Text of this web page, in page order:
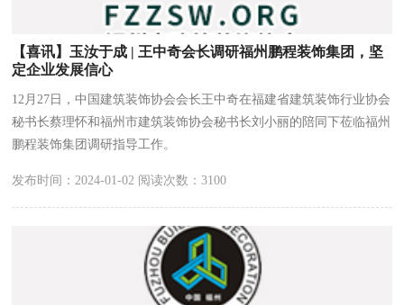
【喜讯】玉汝于成 | 王中奇会长调研福州鹏程装饰集团，坚
定企业发展信心
12月27日，中国建筑装饰协会会长王中奇在福建省建筑装饰行业协会
秘书长蔡理怀和福州市建筑装饰协会秘书长刘小丽的陪同下莅临福州
鹏程装饰集团调研指导工作。
发布时间：2024-01-02 阅读次数：3100